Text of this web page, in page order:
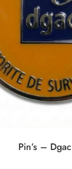
Pin’s – Dgac